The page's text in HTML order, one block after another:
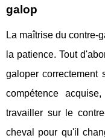
galop
La maîtrise du contre-
la patience. Tout
galoper correctement
compétence
travailler sur le
cheval pour qu'il